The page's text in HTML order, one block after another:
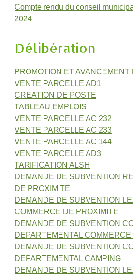
Compte rendu du conseil
2024
Délibération
PROMOTION ET AVANCEMENT
VENTE PARCELLE AD1
CREATION DE POSTE
TABLEAU EMPLOIS
VENTE PARCELLE AC 232
VENTE PARCELLE AC 233
VENTE PARCELLE AC 144
VENTE PARCELLE AD3
TARIFICATION ALSH
DEMANDE DE SUBVENTION
DE PROXIMITE
DEMANDE DE SUBVENTION
COMMERCE DE PROXIMITE
DEMANDE DE SUBVENTION
DEPARTEMENTAL
DEMANDE DE SUBVENTION
DEPARTEMENTAL CAMPING
DEMANDE DE SUBVENTION